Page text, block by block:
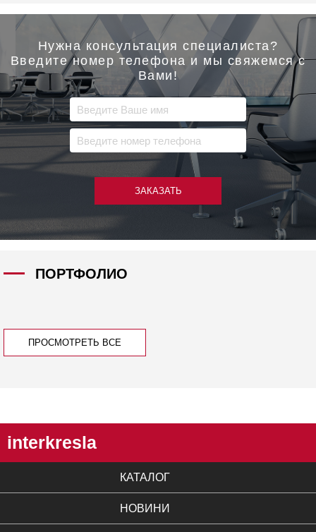
Нужна консультация специалиста?
Введите номер телефона и мы свяжемся с
Вами!
ЗАКАЗАТЬ
ПОРТФОЛИО
ПРОСМОТРЕТЬ ВСЕ
interkresla
КАТАЛОГ
НОВИНИ